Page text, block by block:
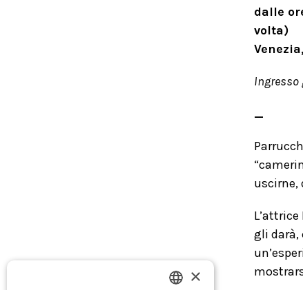
dalle
volta)
_
uscirne,
gli darà,
×